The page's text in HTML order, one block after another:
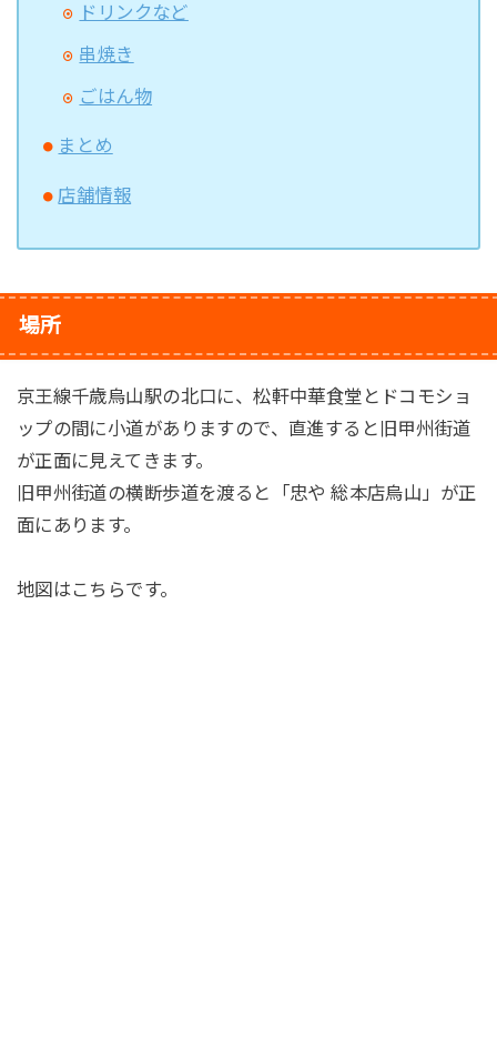
ドリンクなど
串焼き
ごはん物
まとめ
店舗情報
場所
京王線千歳烏山駅の北口に、松軒中華食堂とドコモショ
ップの間に小道がありますので、直進すると旧甲州街道
が正面に見えてきます。
旧甲州街道の横断歩道を渡ると「忠や 総本店烏山」が正
面にあります。
地図はこちらです。